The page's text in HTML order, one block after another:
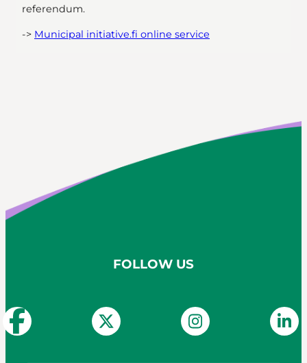
referendum.
-> Municipal initiative.fi online service
FOLLOW US